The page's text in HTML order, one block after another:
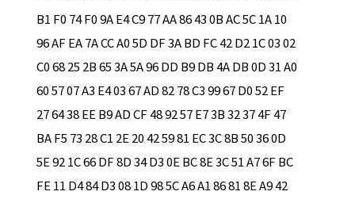
B1 F0 74 F0 9A E4 C9 77 AA 86 43 0B AC 5C 1A 10
96 AF EA 7A CC A0 5D DF 3A BD FC 42 D2 1C 03 02
C0 68 25 2B 65 3A 5A 96 DD B9 DB 4A DB 0D 31 A0
60 57 07 A3 E4 03 67 AD 82 78 C3 99 67 D0 52 EF
27 64 38 EE B9 AD CF 48 92 57 E7 3B 32 37 4F 47
BA F5 73 28 C1 2E 20 42 59 81 EC 3C 8B 50 36 0D
5E 92 1C 66 DF 8D 34 D3 0E BC 8E 3C 51 A7 6F BC
FE 11 D4 84 D3 08 1D 98 5C A6 A1 86 81 8E A9 42